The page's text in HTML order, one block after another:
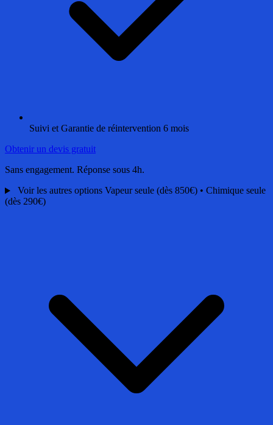
Suivi et Garantie de réintervention 6 mois
Obtenir un devis gratuit
Sans engagement. Réponse sous 4h.
Voir les autres options Vapeur seule (dès 850€) • Chimique seule
(dès 290€)